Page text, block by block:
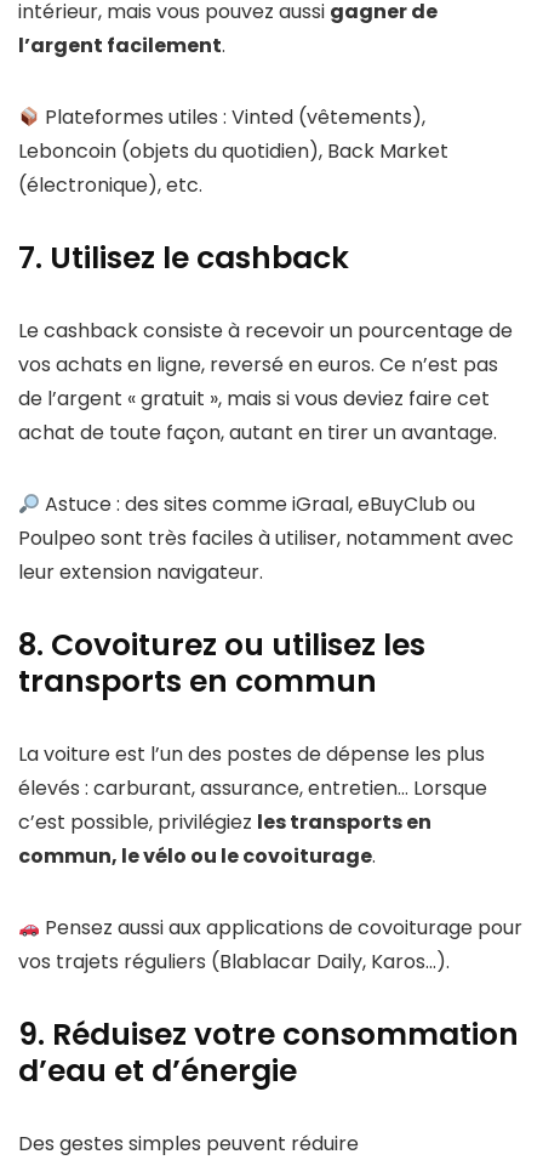
intérieur, mais vous pouvez aussi gagner de
l’argent facilement.
Plateformes utiles : Vinted (vêtements),
Leboncoin (objets du quotidien), Back Market
(électronique), etc.
7. Utilisez le cashback
Le cashback consiste à recevoir un pourcentage de
vos achats en ligne, reversé en euros. Ce n’est pas
de l’argent « gratuit », mais si vous deviez faire cet
achat de toute façon, autant en tirer un avantage.
Astuce : des sites comme iGraal, eBuyClub ou
Poulpeo sont très faciles à utiliser, notamment avec
leur extension navigateur.
8. Covoiturez ou utilisez les
transports en commun
La voiture est l’un des postes de dépense les plus
élevés : carburant, assurance, entretien… Lorsque
c’est possible, privilégiez les transports en
commun, le vélo ou le covoiturage.
Pensez aussi aux applications de covoiturage pour
vos trajets réguliers (Blablacar Daily, Karos…).
9. Réduisez votre consommation
d’eau et d’énergie
Des gestes simples peuvent réduire